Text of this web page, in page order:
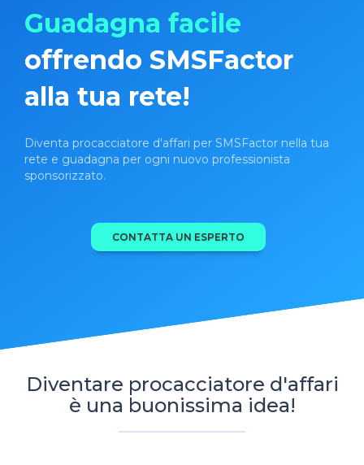
Guadagna facile
offrendo SMSFactor
alla tua rete!
Diventa procacciatore d'affari per SMSFactor nella tua
rete e guadagna per ogni nuovo professionista
sponsorizzato.
CONTATTA UN ESPERTO
Diventare procacciatore d'affari
è una buonissima idea!